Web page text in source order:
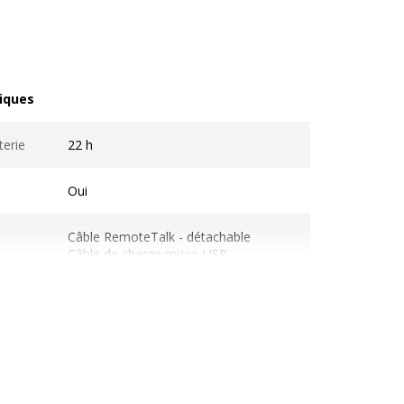
22 h
Oui
Câble RemoteTalk - détachable
Câble de charge micro-USB